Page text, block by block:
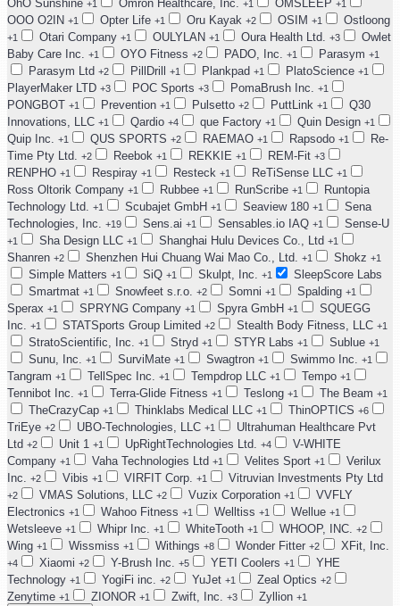
OhO Sunshine +1 Omron Healthcare, Inc. +1 OMSLEEP +1
OOO O2IN +1 Opter Life +1 Oru Kayak +2 OSIM +1 Ostloong
+1 Otari Company +1 OULYLAN +1 Oura Health Ltd. +3
Owlet
Baby Care Inc. +1 OYO Fitness +2 PADO, Inc. +1 Parasym +1
Parasym Ltd +2 PillDrill +1 Plankpad +1 PlatoScience +1
PlayerMaker LTD +3 POC Sports +3 PomaBrush Inc. +1
PONGBOT +1 Prevention +1 Pulsetto +2 PuttLink +1
Q30
Innovations, LLC +1 Qardio +4 que Factory +1 Quin Design +1
Quip Inc. +1 QUS SPORTS +2 RAEMAO +1 Rapsodo +1
Re-
Time Pty Ltd. +2 Reebok +1 REKKIE +1 REM-Fit +3
RENPHO +1 Respiray +1 Resteck +1 ReTiSense LLC +1
Ross Oltorik Company +1 Rubbee +1 RunScribe +1
Runtopia
Technology Ltd. +1 Scubajet GmbH +1 Seaview 180 +1
Sena
Technologies, Inc. +19 Sens.ai +1 Sensables.io IAQ +1 Sense-U
+1 Sha Design LLC +1 Shanghai Hulu Devices Co., Ltd +1
Shanren +2 Shenzhen Hui Chuang Wai Mao Co., Ltd. +1 Shokz +1
Simple Matters +1 SiQ +1 Skulpt, Inc. +1
SleepScore Labs
Smartmat +1 Snowfeet s.r.o. +2 Somni +1 Spalding +1
Sperax +1 SPRYNG Company +1 Spyra GmbH +1
SQUEGG
Inc. +1 STATSports Group Limited +2 Stealth Body Fitness, LLC +1
StratoScientific, Inc. +1 Stryd +1 STYR Labs +1 Sublue +1
Sunu, Inc. +1 SurviMate +1 Swagtron +1 Swimmo Inc. +1
Tangram +1 TellSpec Inc. +1 Tempdrop LLC +1 Tempo +1
Tennibot Inc. +1 Terra-Glide Fitness +1 Teslong +1 The Beam +1
TheCrazyCap +1 Thinklabs Medical LLC +1 ThinOPTICS +6
TriEye +2 UBO-Technologies, LLC +1
Ultrahuman Healthcare Pvt
Ltd +2 Unit 1 +1 UpRightTechnologies Ltd. +4
V-WHITE
Company +1 Vaha Technologies Ltd +1 Velites Sport +1
Verilux
Inc. +2 Vibis +1 VIRFIT Corp. +1 Vitruvian Investments Pty Ltd
+2 VMAS Solutions, LLC +2 Vuzix Corporation +1
VVFLY
Electronics +1 Wahoo Fitness +1 Welltiss +1 Wellue +1
Wetsleeve +1 Whipr Inc. +1 WhiteTooth +1 WHOOP, INC. +2
Wing +1 Wissmiss +1 Withings +8 Wonder Fitter +2 XFit, Inc.
+4 Xiaomi +2 Y-Brush Inc. +5 YETI Coolers +1
YHE
Technology +1 YogiFi inc. +2 YuJet +1 Zeal Optics +2
Zenytime +1 ZIONOR +1 Zwift, Inc. +3 Zyllion +1